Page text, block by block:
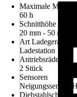
Maximale Mähzeit
60 h
Schnitthöhe min -
20 mm - 50 mm
Art Ladegerät
Ladestation
Antriebsräder
2 Stück
Sensoren
Neigungssensor,
Diebstahlschutz